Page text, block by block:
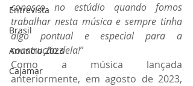
Entrevista
Brasil
Anuncio 2023
Cajamar
conosco no estúdio quando fomos
trabalhar nesta música e sempre tinha
algo pontual e especial para a
construção dela!”
Como a música lançada
anteriormente, em agosto de 2023,